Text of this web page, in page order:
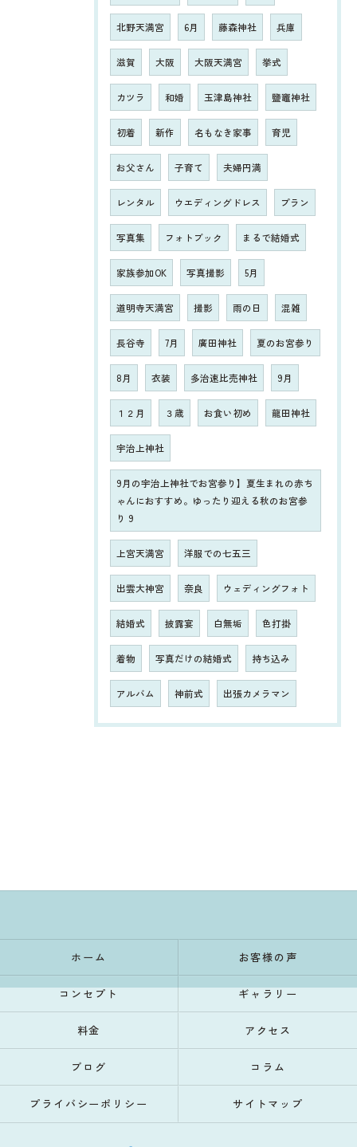
北野天満宮 6月 藤森神社 兵庫
滋賀 大阪 大阪天満宮 挙式
カツラ 和婚 玉津島神社 鹽竈神社
初着 新作 名もなき家事 育児
お父さん 子育て 夫婦円満
レンタル ウエディングドレス プラン
写真集 フォトブック まるで結婚式
家族参加OK 写真撮影 5月
道明寺天満宮 撮影 雨の日 混雑
長谷寺 7月 廣田神社 夏のお宮参り
8月 衣装 多治速比売神社 9月
１２月 ３歳 お食い初め 龍田神社
宇治上神社
9月の宇治上神社でお宮参り】夏生まれの赤ち
ゃんにおすすめ。ゆったり迎える秋のお宮参
り 9
上宮天満宮 洋服での七五三
出雲大神宮 奈良 ウェディングフォト
結婚式 披露宴 白無垢 色打掛
着物 写真だけの結婚式 持ち込み
アルバム 神前式 出張カメラマン
ホーム お客様の声
コンセプト ギャラリー
料金 アクセス
ブログ コラム
プライバシーポリシー サイトマップ